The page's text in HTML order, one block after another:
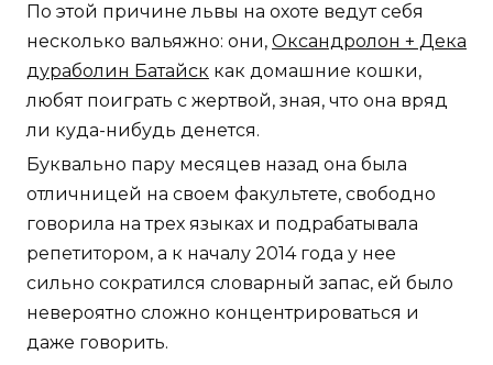
По этой причине львы на охоте ведут себя
несколько вальяжно: они, Оксандролон + Дека
дураболин Батайск как домашние кошки,
любят поиграть с жертвой, зная, что она вряд
ли куда-нибудь денется.
Буквально пару месяцев назад она была
отличницей на своем факультете, свободно
говорила на трех языках и подрабатывала
репетитором, а к началу 2014 года у нее
сильно сократился словарный запас, ей было
невероятно сложно концентрироваться и
даже говорить.